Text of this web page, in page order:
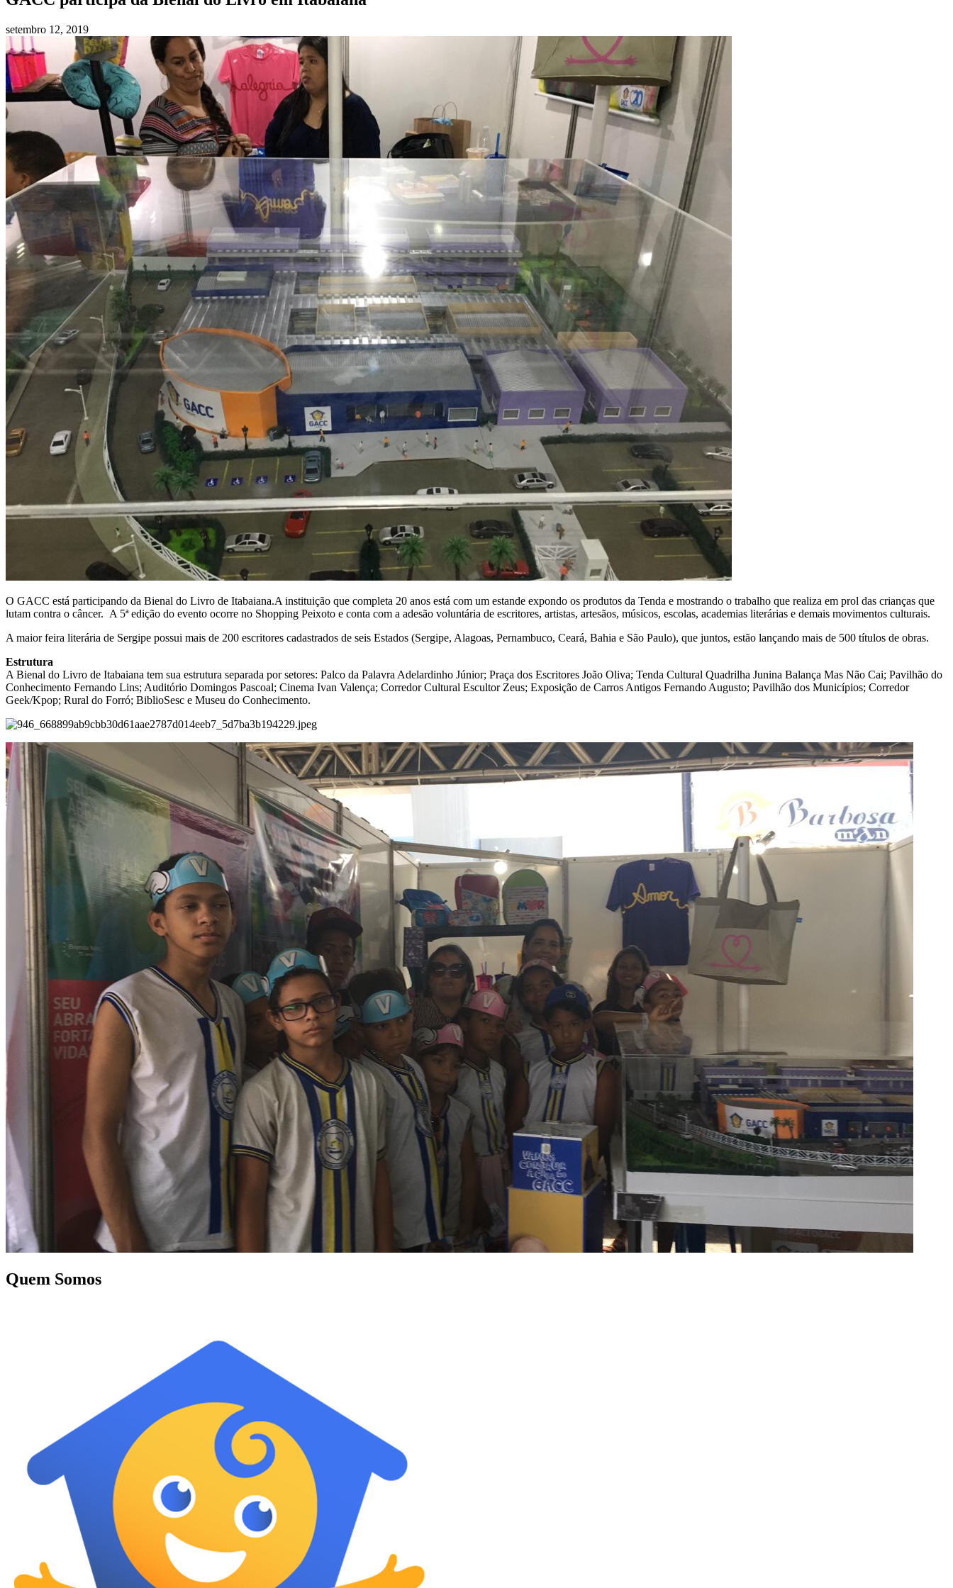
setembro 12, 2019
O GACC está participando da Bienal do Livro de Itabaiana.A instituição que completa 20 anos está com um estande expondo os produtos da Tenda e mostrando o trabalho que realiza em prol das crianças que
lutam contra o câncer. A 5ª edição do evento ocorre no Shopping Peixoto e conta com a adesão voluntária de escritores, artistas, artesãos, músicos, escolas, academias literárias e demais movimentos culturais.
A maior feira literária de Sergipe possui mais de 200 escritores cadastrados de seis Estados (Sergipe, Alagoas, Pernambuco, Ceará, Bahia e São Paulo), que juntos, estão lançando mais de 500 títulos de obras.
Estrutura
A Bienal do Livro de Itabaiana tem sua estrutura separada por setores: Palco da Palavra Adelardinho Júnior; Praça dos Escritores João Oliva; Tenda Cultural Quadrilha Junina Balança Mas Não Cai; Pavilhão do
Conhecimento Fernando Lins; Auditório Domingos Pascoal; Cinema Ivan Valença; Corredor Cultural Escultor Zeus; Exposição de Carros Antigos Fernando Augusto; Pavilhão dos Municípios; Corredor
Geek/Kpop; Rural do Forró; BiblioSesc e Museu do Conhecimento.
Quem Somos